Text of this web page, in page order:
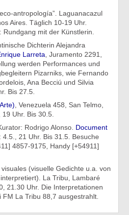
antropología”. Laguanacazul
Aires. Täglich 10-19 Uhr.
mit der Künstlerin.
Dichterin Alejandra
Larreta , Juramento 2291,
werden Performances und
Pizarniks, wie Fernando
Ana Becciú und Silvia
Bis 27.5.
, Venezuela 458, San Telmo,
Uhr. Bis 30.5.
Rodrigo Alonso. Document
21 Uhr. Bis 31.5. Besuche
4857-9175, Handy [+54911]
(visuelle Gedichte u.a. von
La Tribu, Lambaré
21.30 Uhr. Die Interpretationen
La Tribu 88,7 ausgestrahlt.